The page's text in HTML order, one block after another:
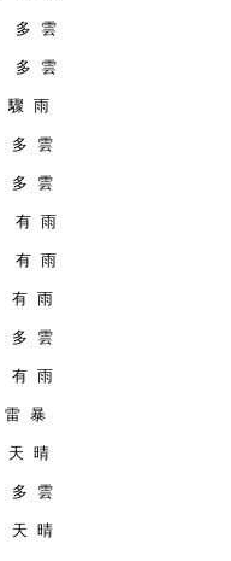
雲
雲
雨
雲
雲
雨
雨
雨
雲
雨
暴
晴
雲
晴